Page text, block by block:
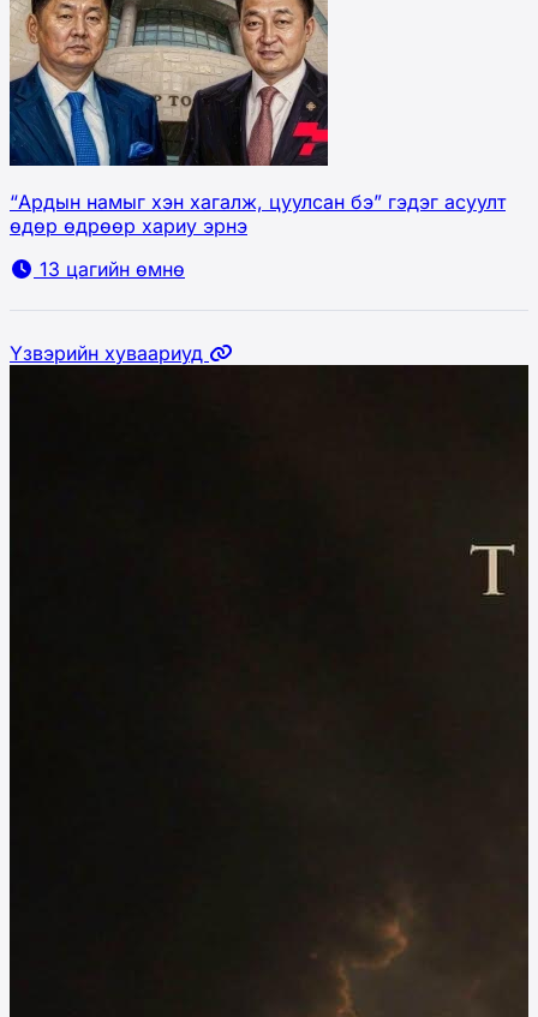
“Ардын намыг хэн хагалж, цуулсан бэ” гэдэг асуулт
өдөр өдрөөр хариу эрнэ
13 цагийн өмнө
Үзвэрийн хуваариуд